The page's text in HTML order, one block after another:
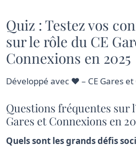
Quiz : Testez vos
sur le rôle du CE
Connexions en 2025
Développé avec ♥ – CE Gares
Questions fréquentes sur
Gares et Connexions en
Quels sont les grands défis